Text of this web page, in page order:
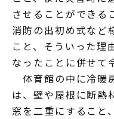
させることができる
消防の出初め式など
こと、そういった理
なったことに併せて
体育館の中に冷暖
は、壁や屋根に断熱
窓を二重にすること